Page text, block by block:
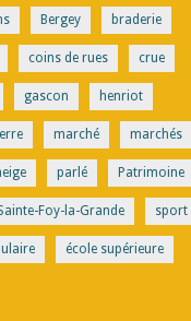
Bergey braderie
coins de rues crue
gascon henriot
marché marchés
parlé Patrimoine
Foy-la-Grande sport
école supérieure